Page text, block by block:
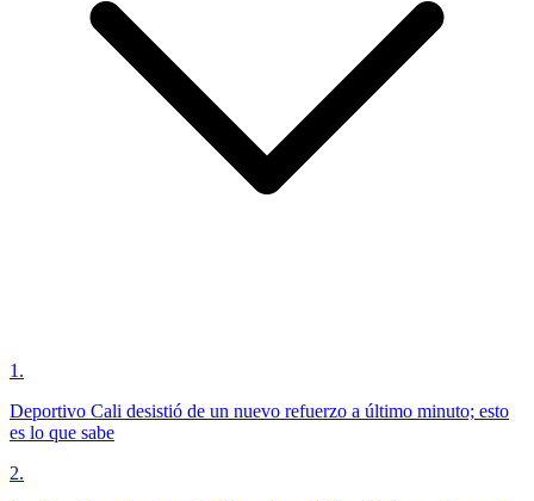
1 .
Deportivo Cali desistió de un nuevo refuerzo a último minuto; esto
es lo que sabe
2.